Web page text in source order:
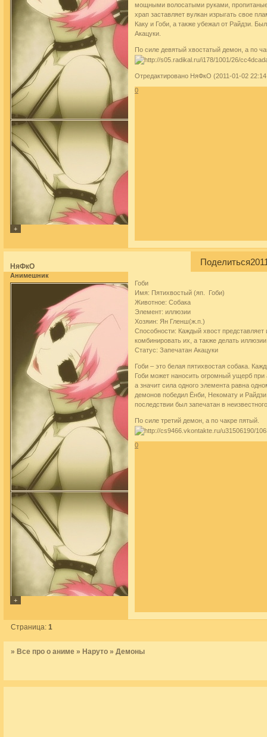
мощными волосатыми руками, пропитаные
храп заставляет вулкан изрыгать свое
Каку и Гоби, а также убежал от Райдзи.
Акацуки.
По силе девятый хвостатый демон, а по
Отредактировано НяФкО (2011-01-02
0
Поделиться
НяФкО
Анимешник
Гоби
Имя: Пятихвостый (яп. Гоби)
Животное: Собака
Элемент: иллюзии
Хозяин: Ян Гленш(ж.п.)
Способности: Каждый хвост
комбинировать их, а также делать
Статус: Запечатан Акацуки
Гоби – это белая пятихвостая собака.
Гоби может наносить огромный ущерб
а значит сила одного элемента равна
демонов победил Ёнби, Некомату и
последствии был запечатан в
По силе третий демон, а по чакре пятый.
0
Страница:1
»Все про о аниме »Наруто »Демоны